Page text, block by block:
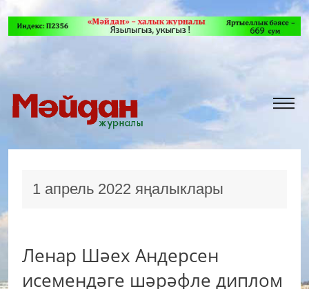
1 апрель 2022 яңалыклары
Ленар Шәех Андерсен
исемендәге шәрәфле диплом